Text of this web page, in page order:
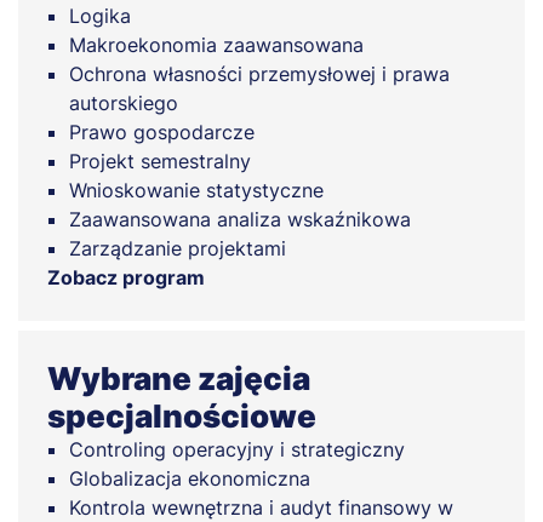
Logika
Makroekonomia zaawansowana
Ochrona własności przemysłowej i prawa
autorskiego
Prawo gospodarcze
Projekt semestralny
Wnioskowanie statystyczne
Zaawansowana analiza wskaźnikowa
Zarządzanie projektami
Zobacz program
Wybrane zajęcia
specjalnościowe
Controling operacyjny i strategiczny
Globalizacja ekonomiczna
Kontrola wewnętrzna i audyt finansowy w